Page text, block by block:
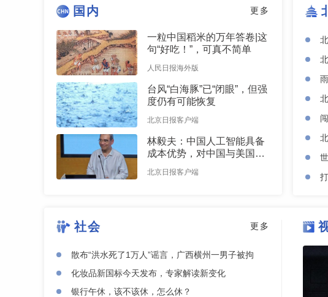
国内 更多
一粒中国稻米的万年答卷|这
句“好吃！”，可真不简单
人民日报海外版
台风“白海豚”已“闭眼”，但强
度仍有可能恢复
北京日报客户端
林毅夫：中国人工智能具备
成本优势，对中国与美国竞
北京日报客户端
社会 更多
散布“洪水死了1万人”谣言，广西横州一男子被拘
化妆品新国标今天发布，专家解读新变化
银行午休，该不该休，怎么休？